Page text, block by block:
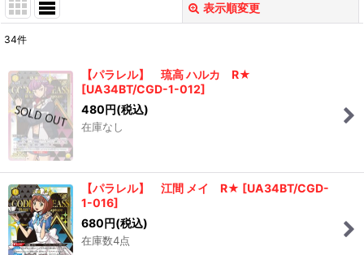
表示順変更
在庫あり
並び順 :
絞り込む
34件
【パラレル】 琉高 ハルカ R★
[UA34BT/CGD-1-012]
480円(税込)
在庫なし
【パラレル】 江間 メイ R★ [UA34BT/CGD-
1-016]
680円(税込)
在庫数4点